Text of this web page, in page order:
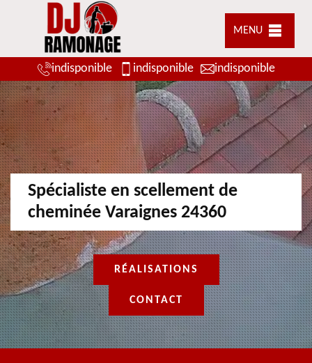
MENU
indisponible indisponible indisponible
Spécialiste en scellement de
cheminée Varaignes 24360
RÉALISATIONS
CONTACT